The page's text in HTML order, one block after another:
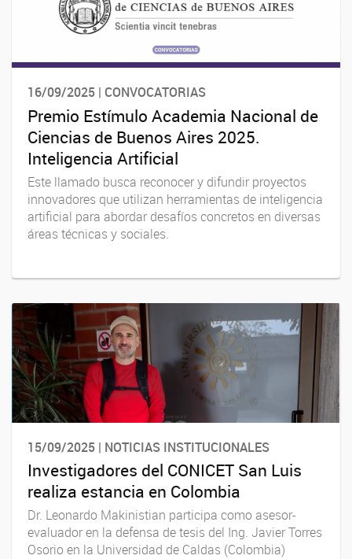
16/09/2025 | CONVOCATORIAS
Premio Estímulo Academia Nacional de
Ciencias de Buenos Aires 2025.
Inteligencia Artificial
Este llamado busca reconocer y difundir proyectos
innovadores que utilizan herramientas de inteligencia
artificial para abordar desafíos concretos en diversas
áreas técnicas y sociales.
15/09/2025 | NOTICIAS INSTITUCIONALES
Investigadores del CONICET San Luis
realiza estancia en Colombia
Dr. Leonardo Makinistian participa como asesor-
evaluador en la defensa de tesis del Ing. Javier Torres
Osorio en la Universidad de Caldas (Colombia)